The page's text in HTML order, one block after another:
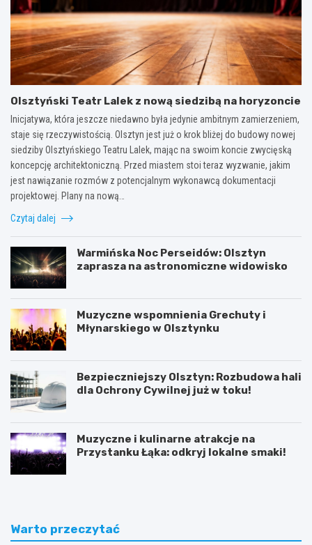
Olsztyński Teatr Lalek z nową siedzibą na horyzoncie
Inicjatywa, która jeszcze niedawno była jedynie ambitnym zamierzeniem,
staje się rzeczywistością. Olsztyn jest już o krok bliżej do budowy nowej
siedziby Olsztyńskiego Teatru Lalek, mając na swoim koncie zwycięską
koncepcję architektoniczną. Przed miastem stoi teraz wyzwanie, jakim
jest nawiązanie rozmów z potencjalnym wykonawcą dokumentacji
projektowej. Plany na nową…
Czytaj dalej
Warmińska Noc Perseidów: Olsztyn
zaprasza na astronomiczne widowisko
Muzyczne wspomnienia Grechuty i
Młynarskiego w Olsztynku
Bezpieczniejszy Olsztyn: Rozbudowa hali
dla Ochrony Cywilnej już w toku!
Muzyczne i kulinarne atrakcje na
Przystanku Łąka: odkryj lokalne smaki!
Warto przeczytać